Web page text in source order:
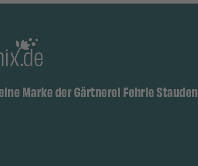
Marke der Gärtnerei Fehrle Stauden